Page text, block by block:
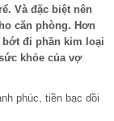
Và đặc biệt nên
căn phòng. Hơn
đi phần kim loại
khỏe của vợ
phúc, tiền bạc dồi